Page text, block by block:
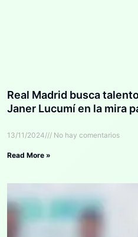
Real Madrid busca
Janer Lucumí en la mira
13/11/2024 No hay comentarios
Read More »